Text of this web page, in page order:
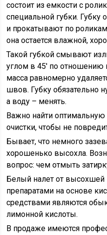
состоит из емкости с
специальной губки. Губку
и прокатывают по
она остается влажной,
Такой губкой смывают
углом в 45′ по отношению
масса равномерно
швов. Губку обязательно
а воду – менять.
Важно найти
очистки, чтобы не
Бывает, что немного
хорошенько высохла.
вопрос: чем отмыть
Белый налет от высохшей
препаратами на основе
средствами являются
лимонной кислоты.
В продаже имеются